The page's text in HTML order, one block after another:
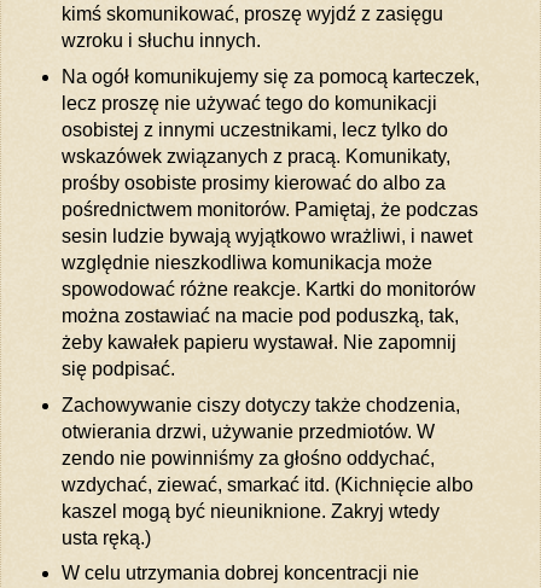
kimś skomunikować, proszę wyjdź z zasięgu
wzroku i słuchu innych.
Na ogół komunikujemy się za pomocą karteczek,
lecz proszę nie używać tego do komunikacji
osobistej z innymi uczestnikami, lecz tylko do
wskazówek związanych z pracą. Komunikaty,
prośby osobiste prosimy kierować do albo za
pośrednictwem monitorów. Pamiętaj, że podczas
sesin ludzie bywają wyjątkowo wrażliwi, i nawet
względnie nieszkodliwa komunikacja może
spowodować różne reakcje. Kartki do monitorów
można zostawiać na macie pod poduszką, tak,
żeby kawałek papieru wystawał. Nie zapomnij
się podpisać.
Zachowywanie ciszy dotyczy także chodzenia,
otwierania drzwi, używanie przedmiotów. W
zendo nie powinniśmy za głośno oddychać,
wzdychać, ziewać, smarkać itd. (Kichnięcie albo
kaszel mogą być nieuniknione. Zakryj wtedy
usta ręką.)
W celu utrzymania dobrej koncentracji nie